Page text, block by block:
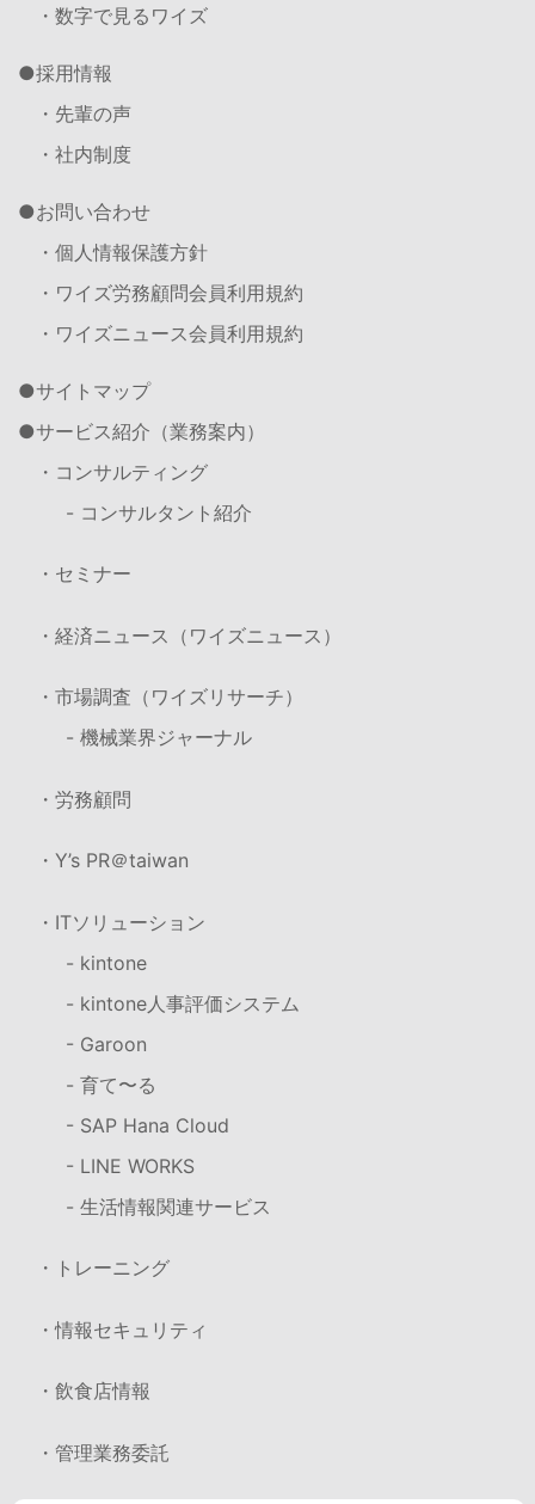
・数字で見るワイズ
採用情報
・先輩の声
・社内制度
お問い合わせ
・個人情報保護方針
・ワイズ労務顧問会員利用規約
・ワイズニュース会員利用規約
サイトマップ
サービス紹介（業務案内）
・コンサルティング
- コンサルタント紹介
・セミナー
・経済ニュース（ワイズニュース）
・市場調査（ワイズリサーチ）
- 機械業界ジャーナル
・労務顧問
・Y’s PR＠taiwan
・ITソリューション
- kintone
- kintone人事評価システム
- Garoon
- 育て〜る
- SAP Hana Cloud
- LINE WORKS
- 生活情報関連サービス
・トレーニング
・情報セキュリティ
・飲食店情報
・管理業務委託